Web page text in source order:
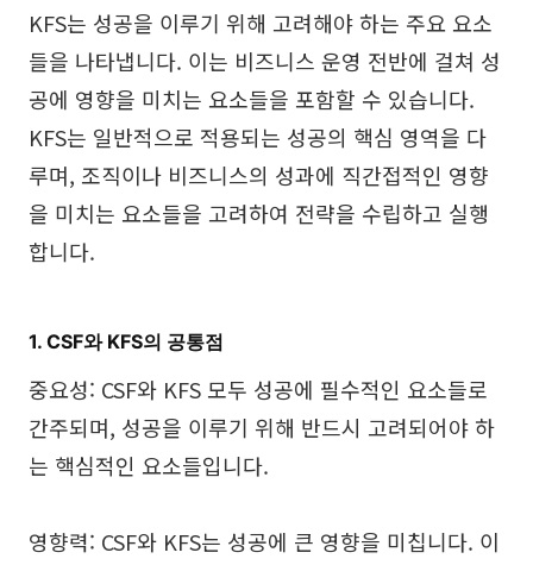
KFS는 성공을 이루기 위해 고려해야 하는 주요 요소
들을 나타냅니다. 이는 비즈니스 운영 전반에 걸쳐 성
공에 영향을 미치는 요소들을 포함할 수 있습니다.
KFS는 일반적으로 적용되는 성공의 핵심 영역을 다
루며, 조직이나 비즈니스의 성과에 직간접적인 영향
을 미치는 요소들을 고려하여 전략을 수립하고 실행
합니다.
1. CSF와 KFS의 공통점
중요성: CSF와 KFS 모두 성공에 필수적인 요소들로
간주되며, 성공을 이루기 위해 반드시 고려되어야 하
는 핵심적인 요소들입니다.
영향력: CSF와 KFS는 성공에 큰 영향을 미칩니다. 이